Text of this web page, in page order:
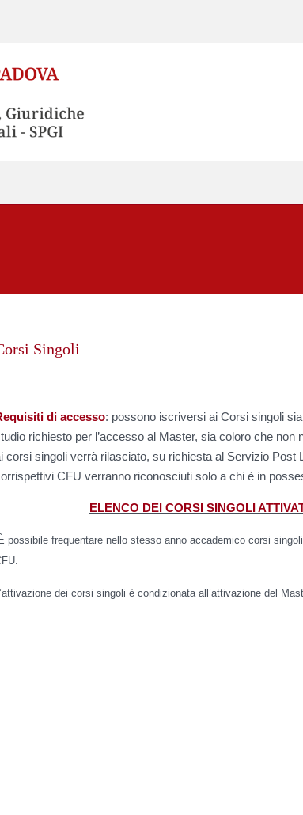
Singoli
di accesso: possono iscriversi ai Corsi singoli
richiesto per l’accesso al Master, sia coloro che non
corsi singoli verrà rilasciato, su richiesta al Servizio Post
CFU verranno riconosciuti solo a chi è in
ELENCO DEI CORSI SINGOLI
possibile frequentare nello stesso anno accademico corsi
dei corsi singoli è condizionata all’attivazione del